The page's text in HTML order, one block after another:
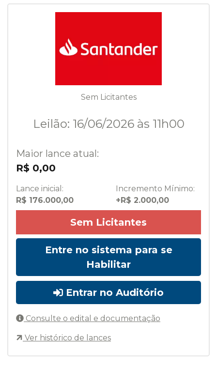
Sem Licitantes
Leilão: 16/06/2026 às 11h00
Maior lance atual:
R$ 0,00
Lance inicial:
R$ 176.000,00
Incremento Mínimo:
+R$ 2.000,00
Sem Licitantes
Entre no sistema para se
Habilitar
Entrar no Auditório
Consulte o edital e documentação
Ver histórico de lances